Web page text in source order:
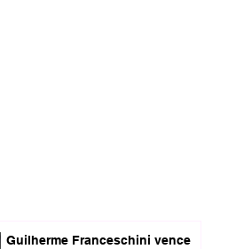
Guilherme Franceschini vence